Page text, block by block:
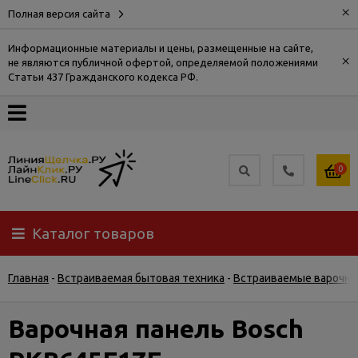
Полная версия сайта ×
Информационные материалы и цены, размещенные на сайте,
не являются публичной офертой, определяемой положениями
Статьи 437 Гражданского кодекса РФ.
×
О
Доставка
Самовывоз
Гарантия
0
Каталог товаров
Главная - Встраиваемая бытовая техника - Встраиваемые
Варочная панель Bosch